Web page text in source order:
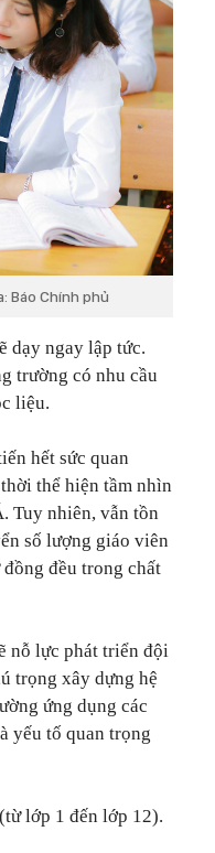
Báo Chính phủ
dạy ngay lập tức.
trường có nhu cầu
liệu.
hết sức quan
thể hiện tầm nhìn
Tuy nhiên, vẫn tồn
số lượng giáo viên
đều trong chất
nỗ lực phát triển đội
trọng xây dựng hệ
ứng dụng các
yếu tố quan trọng
lớp 1 đến lớp 12).